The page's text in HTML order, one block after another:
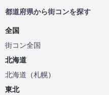
都道府県から街コンを探す
全国
街コン全国
北海道
北海道 （札幌）
東北